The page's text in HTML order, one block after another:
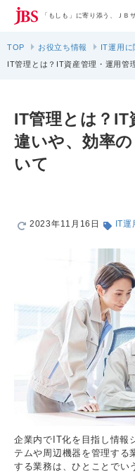
「もしも」に寄り添う、ＪＢ
TOP お役立ち情報
IT運用に
IT管理とは？IT資産管理・運用管
IT管理とは？IT
違いや、効率
いて
2023年11月16日 IT
企業内でIT化を目指し情報
テムや周辺機器を管理する
する業務は、ひとことでい